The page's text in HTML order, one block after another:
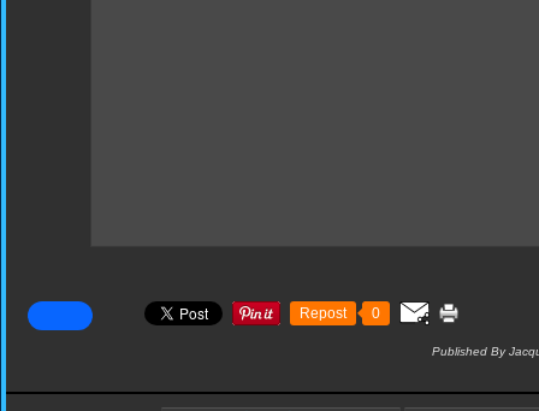
Repost 0
Published By